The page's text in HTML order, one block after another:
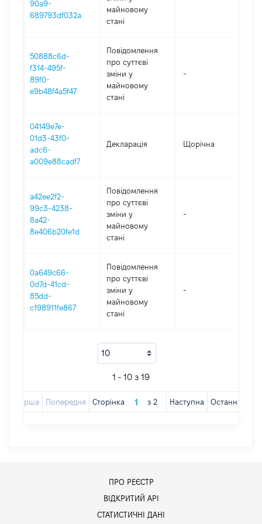
90a9-
689793df032a
майновому
стані
50888c6d-
f314-495f-
89f0-
e9b48f4a5f47
Повідомлення
про суттєві
зміни y
майновому
стані
-
04149e7e-
01d3-43f0-
adc6-
a009e88cadf7
Декларація Щорічна
a42ee2f2-
99c3-4238-
8a42-
8e406b20fe1d
Повідомлення
про суттєві
зміни y
майновому
стані
-
0a649c66-
0d7d-41cd-
85dd-
c198911fe867
Повідомлення
про суттєві
зміни y
майновому
стані
-
1 - 10 з 19
Перша Попередня Сторінка з 2 Наступна Остання
ПРО РЕЄСТР
ВІДКРИТИЙ АРІ
СТАТИСТИЧНІ ДАНІ